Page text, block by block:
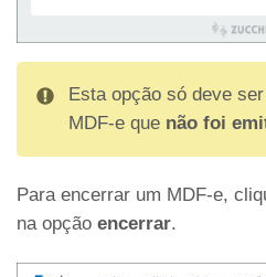
Esta opção só deve
MDF-e que não foi
Para encerrar um MDF-e,
na opção encerrar.